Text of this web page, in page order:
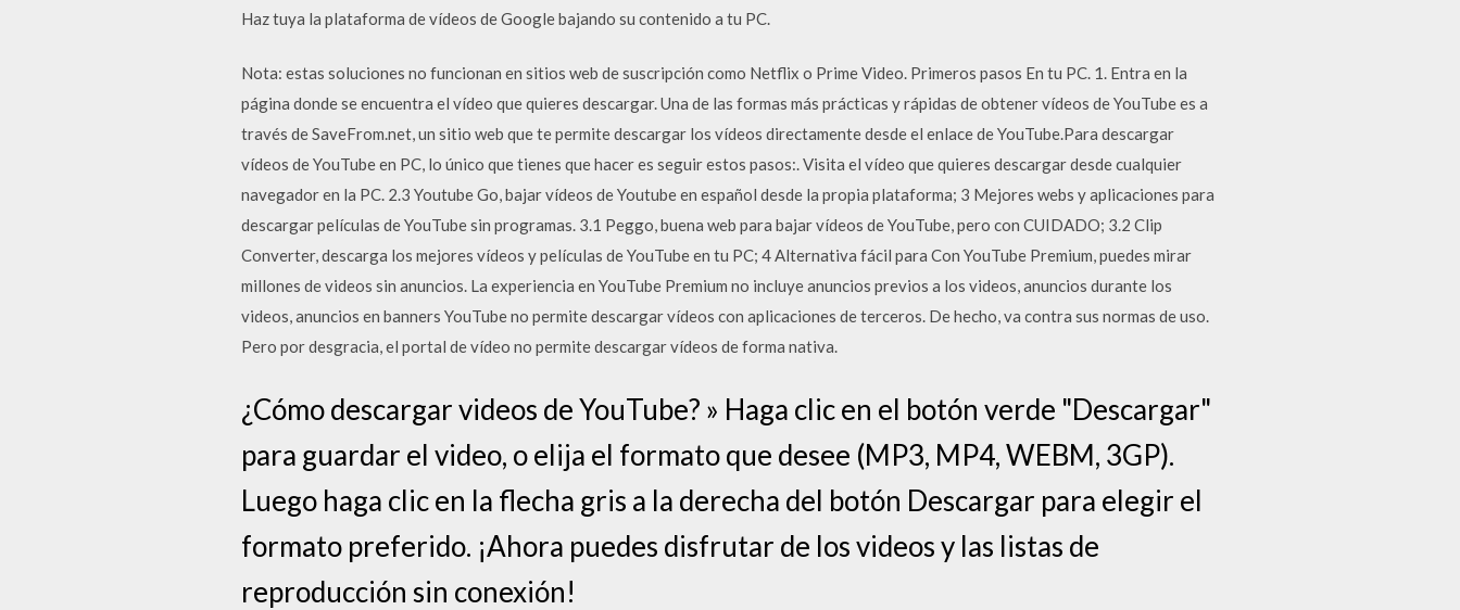
Haz tuya la plataforma de vídeos de Google bajando su contenido a tu PC.
Nota: estas soluciones no funcionan en sitios web de suscripción como Netflix o Prime Video. Primeros pasos En tu PC. 1. Entra en la
página donde se encuentra el vídeo que quieres descargar. Una de las formas más prácticas y rápidas de obtener vídeos de YouTube es a
través de SaveFrom.net, un sitio web que te permite descargar los vídeos directamente desde el enlace de YouTube.Para descargar
vídeos de YouTube en PC, lo único que tienes que hacer es seguir estos pasos:. Visita el vídeo que quieres descargar desde cualquier
navegador en la PC. 2.3 Youtube Go, bajar vídeos de Youtube en español desde la propia plataforma; 3 Mejores webs y aplicaciones para
descargar películas de YouTube sin programas. 3.1 Peggo, buena web para bajar vídeos de YouTube, pero con CUIDADO; 3.2 Clip
Converter, descarga los mejores vídeos y películas de YouTube en tu PC; 4 Alternativa fácil para Con YouTube Premium, puedes mirar
millones de videos sin anuncios. La experiencia en YouTube Premium no incluye anuncios previos a los videos, anuncios durante los
videos, anuncios en banners YouTube no permite descargar vídeos con aplicaciones de terceros. De hecho, va contra sus normas de uso.
Pero por desgracia, el portal de vídeo no permite descargar vídeos de forma nativa.
¿Cómo descargar videos de YouTube? » Haga clic en el botón verde "Descargar"
para guardar el video, o elija el formato que desee (MP3, MP4, WEBM, 3GP).
Luego haga clic en la flecha gris a la derecha del botón Descargar para elegir el
formato preferido. ¡Ahora puedes disfrutar de los videos y las listas de
reproducción sin conexión!